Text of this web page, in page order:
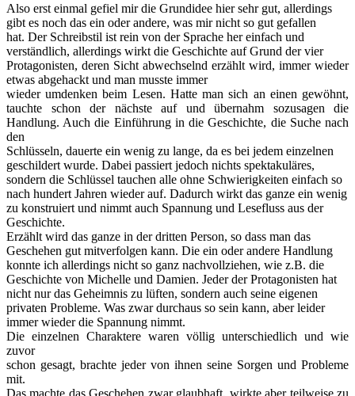
Also erst einmal gefiel mir die Grundidee hier sehr gut, allerdings
gibt es noch das ein oder andere, was mir nicht so gut gefallen
hat. Der Schreibstil ist rein von der Sprache her einfach und
verständlich, allerdings wirkt die Geschichte auf Grund der vier
Protagonisten, deren Sicht abwechselnd erzählt wird, immer wieder
etwas abgehackt und man musste immer
wieder umdenken beim Lesen. Hatte man sich an einen gewöhnt,
tauchte schon der nächste auf und übernahm sozusagen die
Handlung. Auch die Einführung in die Geschichte, die Suche nach
den
Schlüsseln, dauerte ein wenig zu lange, da es bei jedem einzelnen
geschildert wurde. Dabei passiert jedoch nichts spektakuläres,
sondern die Schlüssel tauchen alle ohne Schwierigkeiten einfach so
nach hundert Jahren wieder auf. Dadurch wirkt das ganze ein wenig
zu konstruiert und nimmt auch Spannung und Lesefluss aus der
Geschichte.
Erzählt wird das ganze in der dritten Person, so dass man das
Geschehen gut mitverfolgen kann. Die ein oder andere Handlung
konnte ich allerdings nicht so ganz nachvollziehen, wie z.B. die
Geschichte von Michelle und Damien. Jeder der Protagonisten hat
nicht nur das Geheimnis zu lüften, sondern auch seine eigenen
privaten Probleme. Was zwar durchaus so sein kann, aber leider
immer wieder die Spannung nimmt.
Die einzelnen Charaktere waren völlig unterschiedlich und wie
zuvor
schon gesagt, brachte jeder von ihnen seine Sorgen und Probleme
mit.
Das machte das Geschehen zwar glaubhaft, wirkte aber teilweise zu